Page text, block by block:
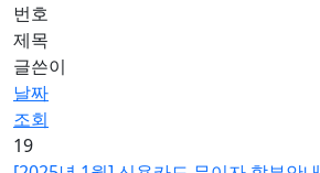
번호
제목
글쓴이
날짜
조회
19